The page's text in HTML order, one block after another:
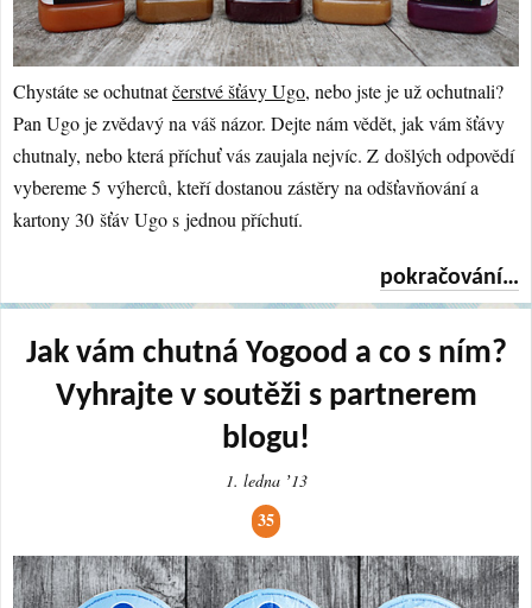
Chystáte se ochutnatčerstvé šťávy Ugo, nebo jste je už ochutnali?
Pan Ugo je zvědavý na váš názor. Dejte nám vědět, jak vám šťávy
chutnaly, nebo která příchuť vás zaujala nejvíc. Z došlých odpovědí
vybereme 5 výherců, kteří dostanou zástěry na odšťavňování a
kartony 30 šťáv Ugo s jednou příchutí.
pokračování…
Jak vám chutná Yogood a co s ním?
Vyhrajte v soutěži s partnerem
blogu!
1. ledna ʼ13
35